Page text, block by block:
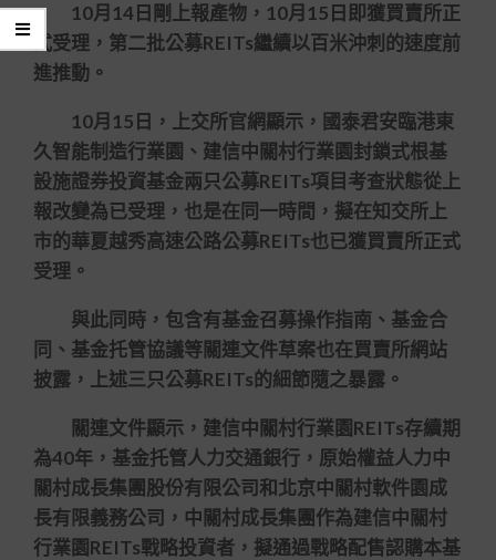
10月14日剛上報產物，10月15日即獲買賣所正
式受理，第二批公募REITs繼續以百米沖刺的速度前
進推動。
10月15日，上交所官網顯示，國泰君安臨港東
久智能制造行業園、建信中關村行業園封鎖式根基
設施證券投資基金兩只公募REITs項目考查狀態從上
報改變為已受理，也是在同一時間，擬在知交所上
市的華夏越秀高速公路公募REITs也已獲買賣所正式
受理。
與此同時，包含有基金召募操作指南、基金合
同、基金托管協議等關連文件草案也在買賣所網站
披露，上述三只公募REITs的細節隨之暴露。
關連文件顯示，建信中關村行業園REITs存續期
為40年，基金托管人力交通銀行，原始權益人力中
關村成長集團股份有限公司和北京中關村軟件園成
長有限義務公司，中關村成長集團作為建信中關村
行業園REITs戰略投資者，擬通過戰略配售認購本基